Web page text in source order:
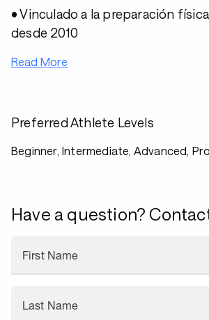
• Vinculado a la preparación
desde 2010
Read More
Preferred Athlete Levels
Beginner, Intermediate, Advanced,
Have a question?
First Name
Last Name